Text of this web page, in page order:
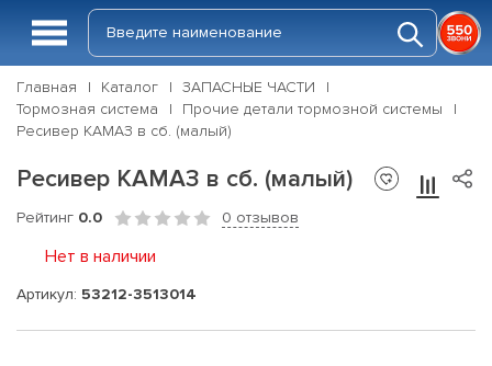
Главная Каталог
ЗАПАСНЫЕ ЧАСТИ
Тормозная система
Прочие детали тормозной системы
Ресивер КАМАЗ в сб. (малый)
Ресивер КАМАЗ в сб. (малый)
Рейтинг 0.0 0 отзывов
Нет в наличии
Артикул: 53212-3513014